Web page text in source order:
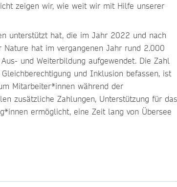
zeigen wir, wie weit wir mit Hilfe unserer
unterstützt hat, die im Jahr 2022 und nach
hat im vergangenen Jahr rund 2.000
und Weiterbildung aufgewendet. Die Zahl
und Inklusion befassen, ist
Mitarbeiter*innen während der
zusätzliche Zahlungen, Unterstützung für das
ermöglicht, eine Zeit lang von Übersee